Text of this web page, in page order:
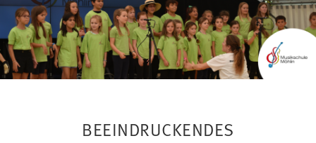
BEEINDRUCKENDES